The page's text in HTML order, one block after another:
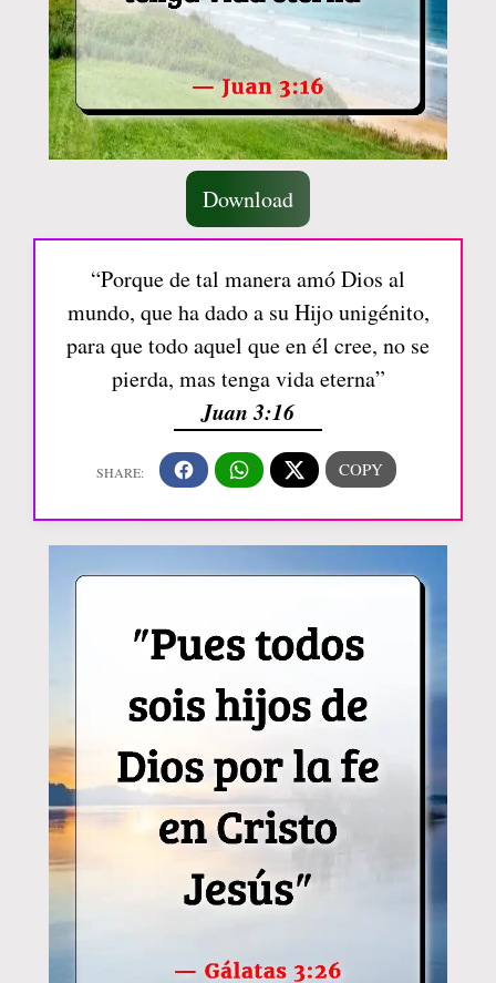
Download
“Porque de tal manera amó Dios al
mundo, que ha dado a su Hijo unigénito,
para que todo aquel que en él cree, no se
pierda, mas tenga vida eterna”
Juan 3:16